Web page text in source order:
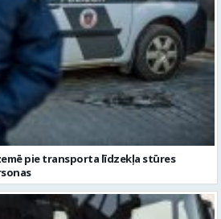
pie transporta līdzekļa stūres